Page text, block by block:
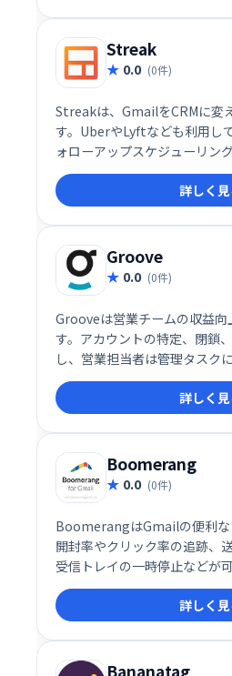
Streak
0.0 (0件)
Streakは、GmailをCRMに変
す。UberやLyftなども利用し
ォローアップスケジューリン
ータキャプチャなどの機能で
効率化します。連絡先情報や
有し、生産性を向上させます。
詳しく
Groove
0.0 (0件)
Grooveは営業チームの収益向
す。アカウントの特定、閉鎖
し、営業担当者は管理タスク
顧客との関係構築・育成に集
ある活動に時間を費やし、売
う。
詳しく
Boomerang
0.0 (0件)
BoomerangはGmailの便利な
開封率やクリック率の追跡、
受信トレイの一時停止などが
れた回数、時間、クリックさ
き、AIアシスタントによるメ
載。効率的なメール管理を実
詳しく
Bananatag